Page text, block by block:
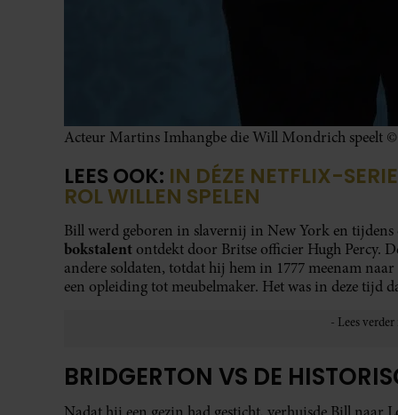
Acteur Martins Imhangbe die Will Mondrich speelt ©
LEES OOK: IN DÉZE NETFLIX-
ROL WILLEN SPELEN
Bill werd geboren in slavernij in New York en
bokstalent ontdekt door Britse officier Hugh Percy.
andere soldaten, totdat hij hem in 1777 meenam
een opleiding tot meubelmaker. Het was in deze
BRIDGERTON VS DE